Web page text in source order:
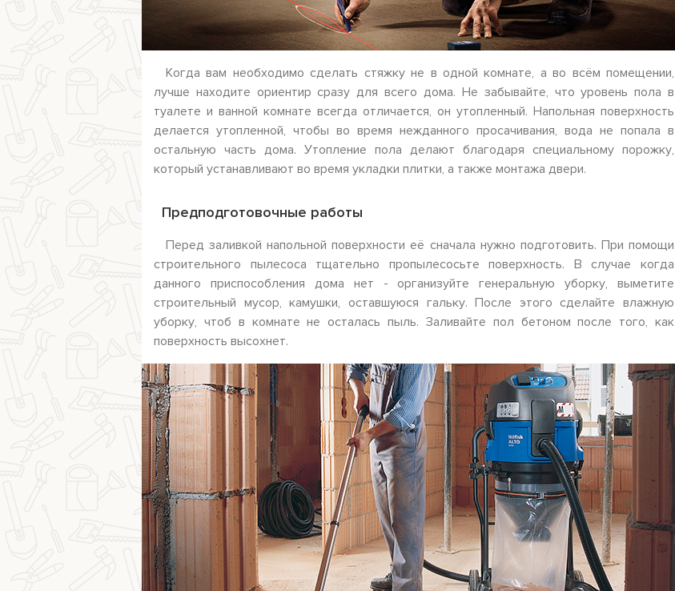
Когда вам необходимо сделать стяжку не в одной комнате, а во всём помещении,
лучше находите ориентир сразу для всего дома. Не забывайте, что уровень пола в
туалете и ванной комнате всегда отличается, он утопленный. Напольная поверхность
делается утопленной, чтобы во время нежданного просачивания, вода не попала в
остальную часть дома. Утопление пола делают благодаря специальному порожку,
который устанавливают во время укладки плитки, а также монтажа двери.
Предподготовочные работы
Перед заливкой напольной поверхности её сначала нужно подготовить. При помощи
строительного пылесоса тщательно пропылесосьте поверхность. В случае когда
данного приспособления дома нет - организуйте генеральную уборку, выметите
строительный мусор, камушки, оставшуюся гальку. После этого сделайте влажную
уборку, чтоб в комнате не осталась пыль. Заливайте пол бетоном после того, как
поверхность высохнет.